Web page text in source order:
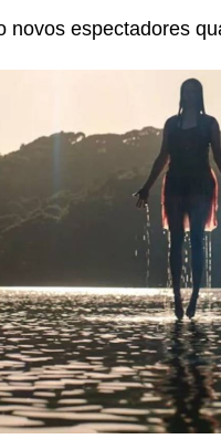
novos espectadores